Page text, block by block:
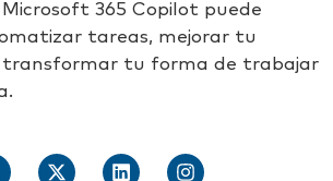
Microsoft 365 Copilot puede
tareas, mejorar tu
transformar tu forma de trabajar